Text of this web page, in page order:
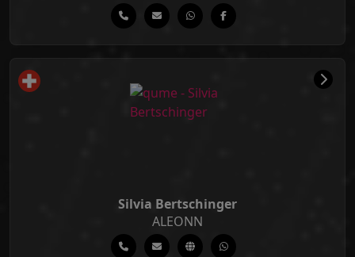
Silvia Bertschinger
ALEONN